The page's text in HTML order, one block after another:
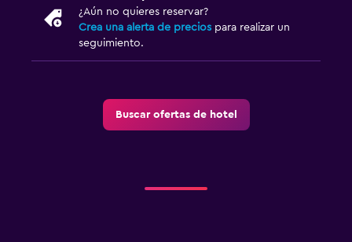
¿Aún no quieres reservar?
Crea una alerta de precios para realizar un
seguimiento.
Buscar ofertas de hotel